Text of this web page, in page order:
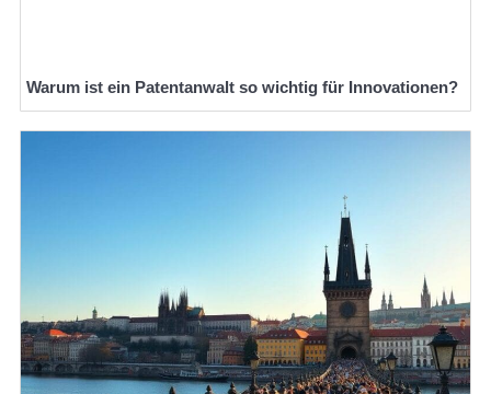
Warum ist ein Patentanwalt so wichtig für Innovationen?